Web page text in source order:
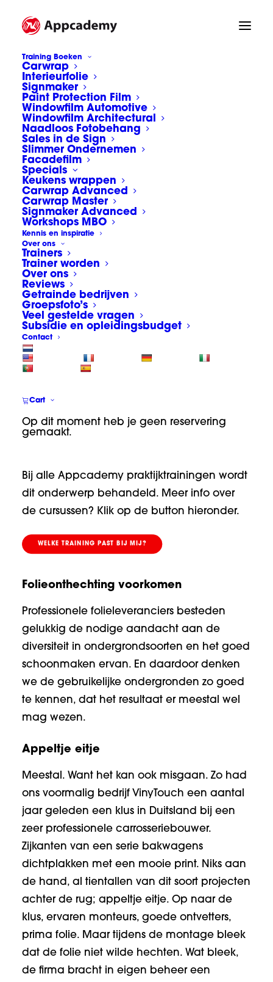
Training Boeken
Carwrap
Interieurfolie
Signmaker
Paint Protection Film
Windowfilm Automotive
Windowfilm Architectural
Naadloos Fotobehang
Sales in de Sign
Slimmer Ondernemen
Facadefilm
Specials
Keukens wrappen
Carwrap Advanced
Carwrap Master
Signmaker Advanced
Workshops MBO
Kennis en inspiratie
Over ons
Trainers
Trainer worden
Over ons
Reviews
Getrainde bedrijven
Groepsfoto’s
Veel gestelde vragen
Subsidie en opleidingsbudget
Contact
Cart
Op dit moment heb je geen reservering
gemaakt.
Foliehechting heeft te maken
met de ondergrond
Is elk oppervlak te beplakken? Op deze
vraag weet vrijwel iedere signmaker direct
het antwoord: nee, niet elke ondergrond is
geschikt voor bestickering. Althans, niet als je
in oppervlakte-energie en de soort lijmlaag
Bij alle Appcademy praktijktrainingen wordt
dit onderwerp behandeld. Meer info over
de cursussen? Klik op de button hieronder.
WELKE TRAINING PAST BIJ MIJ?
Folieonthechting voorkomen
Professionele folieleveranciers besteden
gelukkig de nodige aandacht aan de
diversiteit in ondergrondsoorten en het goed
schoonmaken ervan. En daardoor denken
we de gebruikelijke ondergronden zo goed
te kennen, dat het resultaat er meestal wel
mag wezen.
Appeltje eitje
Meestal. Want het kan ook misgaan. Zo had
ons voormalig bedrijf VinyTouch een aantal
jaar geleden een klus in Duitsland bij een
zeer professionele carrosseriebouwer.
Zijkanten van een serie bakwagens
dichtplakken met een mooie print. Niks aan
de hand, al tientallen van dit soort projecten
achter de rug; appeltje eitje. Op naar de
klus, ervaren monteurs, goede ontvetters,
prima folie. Maar tijdens de montage bleek
dat de folie niet wilde hechten. Wat bleek,
de firma bracht in eigen beheer een